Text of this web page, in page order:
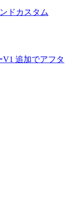
ドカスタム
V1 追加でアフタ